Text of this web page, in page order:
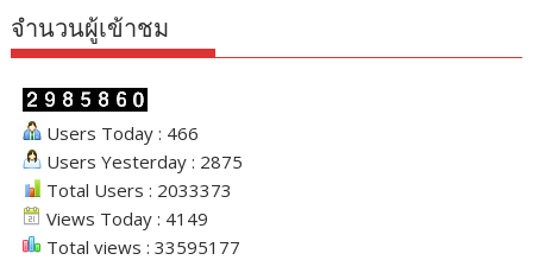
จำนวนผู้เข้าชม
Users Today : 466
Users Yesterday : 2875
Total Users : 2033373
Views Today : 4149
Total views : 33595177